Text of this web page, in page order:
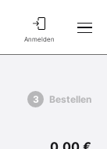
Anmelden
Bestellen